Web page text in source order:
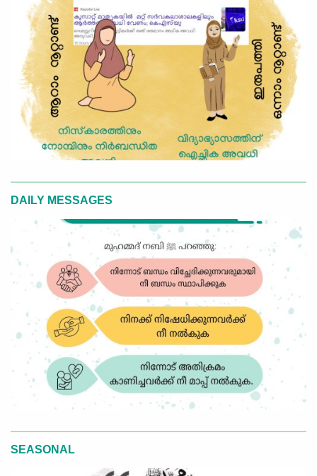
DAILY MESSAGES
SEASONAL